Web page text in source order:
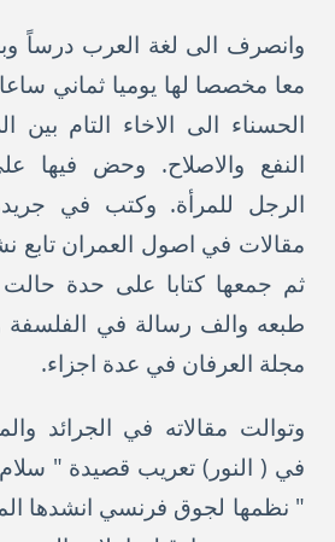
وانصرف الى لغة العرب درساً
معا مخصصا لها يوميا ثماني
الحسناء الى الاخاء التام بين
النفع والاصلاح. وحض فيها
الرجل للمرأة. وكتب في
مقالات في اصول العمران تابع
ثم جمعها كتابا على حدة حالت
طبعه والف رسالة في الفلسفة
مجلة العرفان في عدة اجزاء.
وتوالت مقالاته في الجرائد
في ( النور) تعريب قصيدة "
" نظمها لجوق فرنسي انشدها